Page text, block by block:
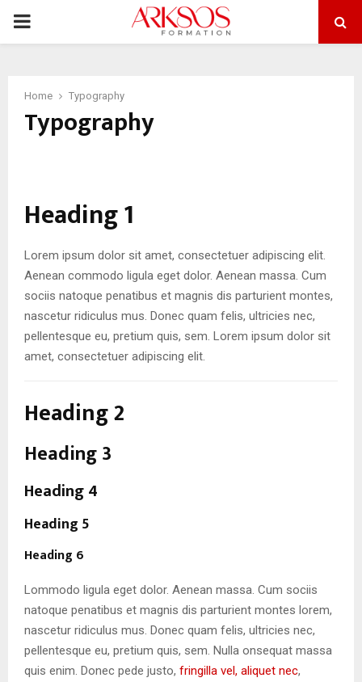
PRIMARY
Home Typography
Typography
Heading 1
Lorem ipsum dolor sit amet, consectetuer adipiscing elit.
Aenean commodo ligula eget dolor. Aenean massa. Cum
sociis natoque penatibus et magnis dis parturient montes,
nascetur ridiculus mus. Donec quam felis, ultricies nec,
pellentesque eu, pretium quis, sem. Lorem ipsum dolor sit
amet, consectetuer adipiscing elit.
Heading 2
Heading 3
Heading 4
Heading 5
Heading 6
Lommodo ligula eget dolor. Aenean massa. Cum sociis
natoque penatibus et magnis dis parturient montes lorem,
nascetur ridiculus mus. Donec quam felis, ultricies nec,
pellentesque eu, pretium quis, sem. Nulla onsequat massa
quis enim. Donec pede justo, fringilla vel, aliquet nec,